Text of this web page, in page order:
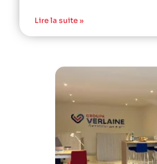
Lire la suite »